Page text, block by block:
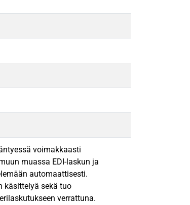
voimakkaasti
muassa EDI-laskun ja
automaattisesti.
käsittelyä sekä tuo
verrattuna.